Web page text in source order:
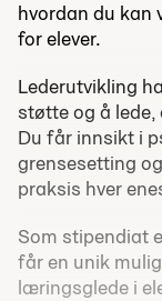
hvordan du kan
for elever.
Lederutvikling
støtte og å
Du får innsikt i
grensesetting
praksis hver
Som stipendiat
får en unik
læringsglede i